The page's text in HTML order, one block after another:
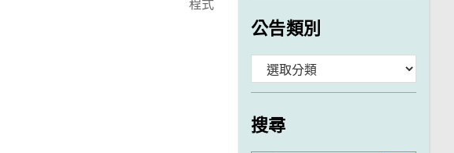
程式
公告類別
類
搜尋